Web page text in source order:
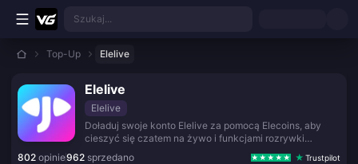
Przejdź do głównej treści
Szukaj...
Top-Up Elelive
Elelive
Elelive
Doładuj swoje konto Elelive za pomocą Elecoins, aby
cieszyć się czatem na żywo i funkcjami rozrywki
społecznościowej.
802 opinie962 sprzedano Trustpilot